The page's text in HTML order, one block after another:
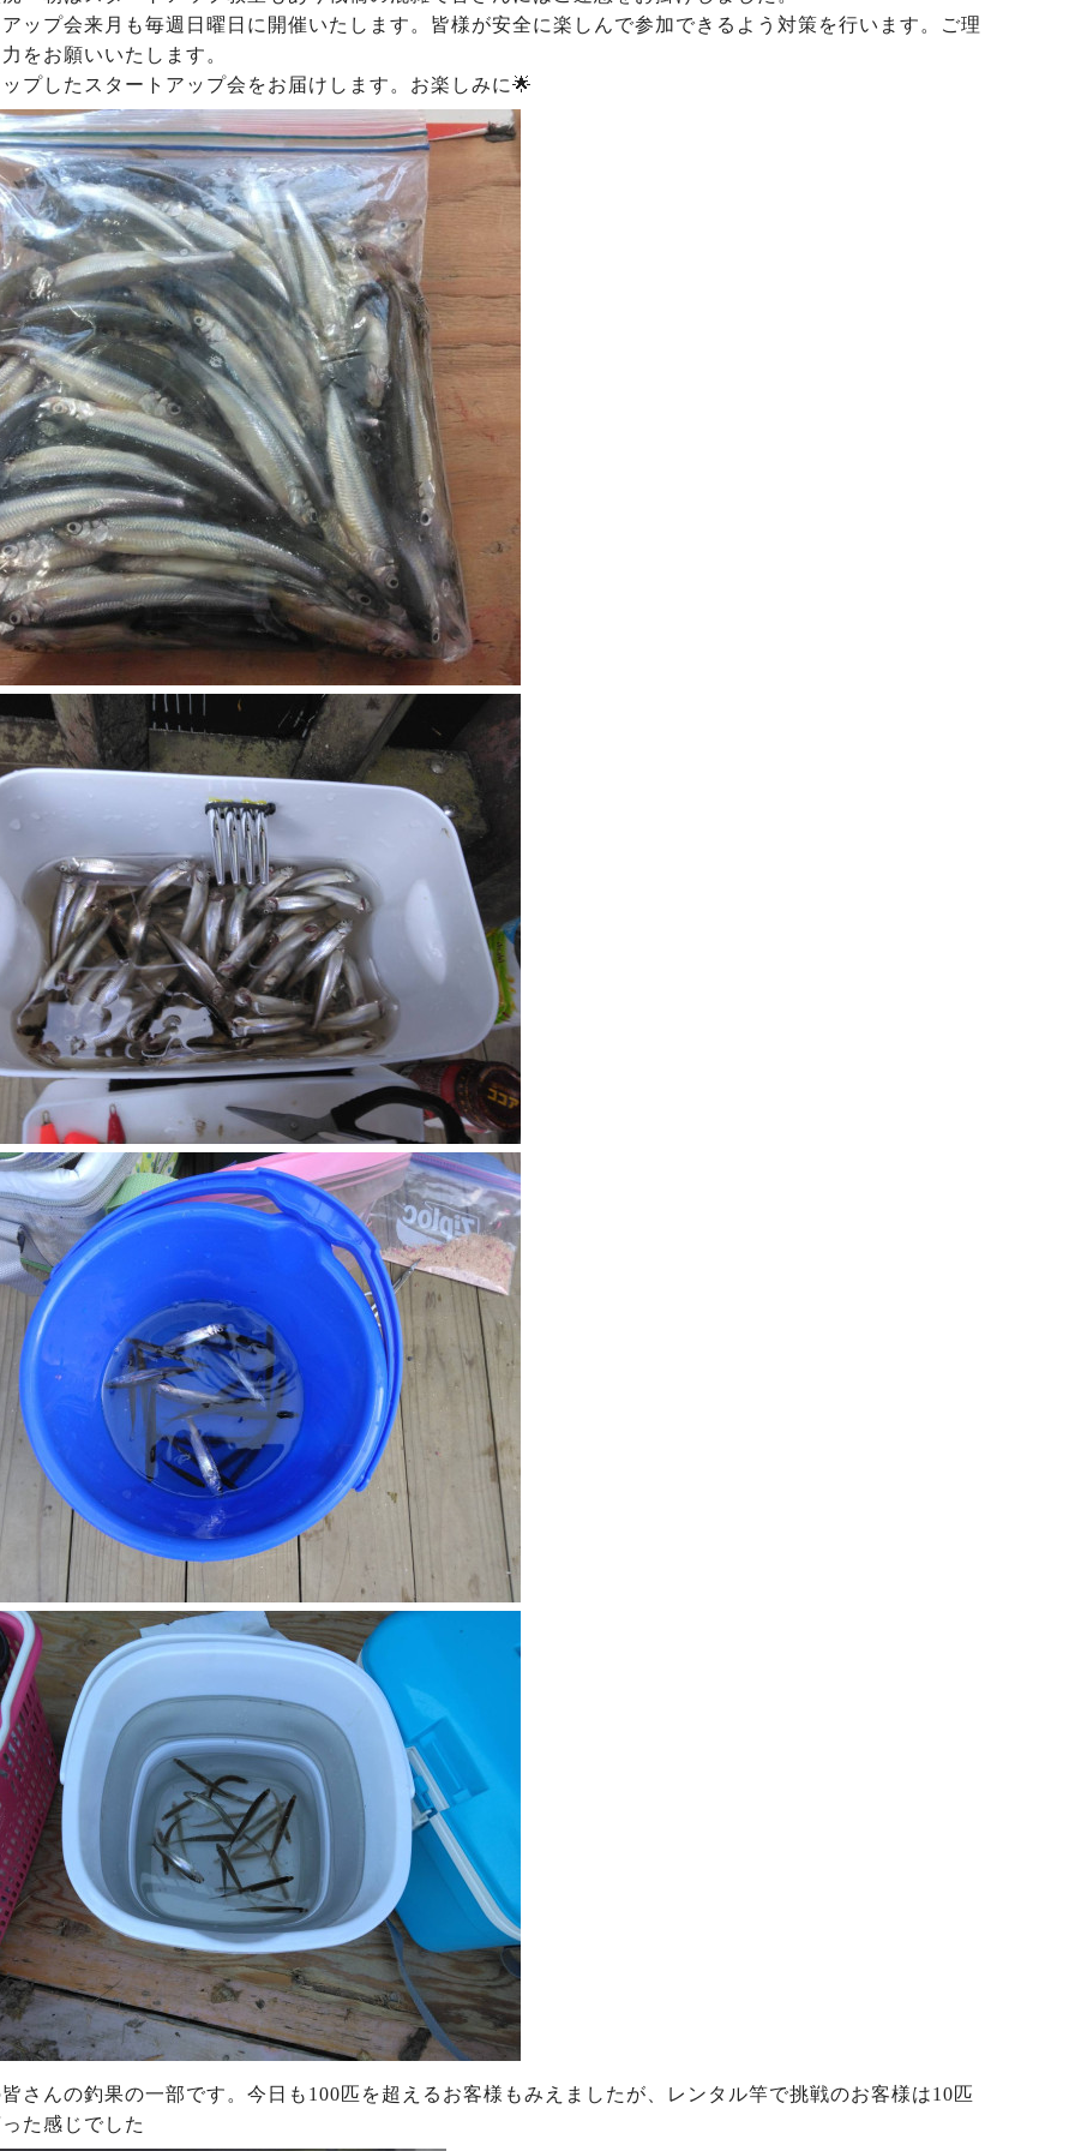
ップ会来月も毎週日曜日に開催いたします。皆様が安全に楽しんで参加できるよう対策を行います。ご理
をお願いいたします。
プしたスタートアップ会をお届けします。お楽しみに🌟
さんの釣果の一部です。今日も100匹を超えるお客様もみえましたが、レンタル竿で挑戦のお客様は10匹
た感じでした